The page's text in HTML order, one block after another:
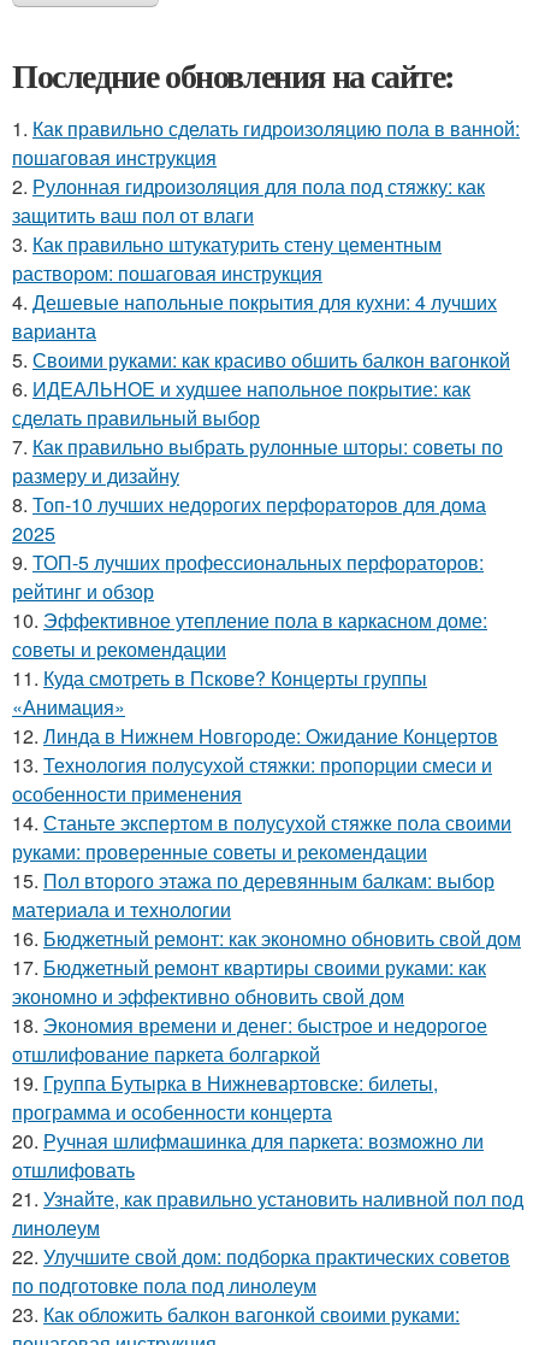
Последние обновления на сайте:
1. Как правильно сделать гидроизоляцию пола в ванной:
пошаговая инструкция
2. Рулонная гидроизоляция для пола под стяжку: как
защитить ваш пол от влаги
3. Как правильно штукатурить стену цементным
раствором: пошаговая инструкция
4. Дешевые напольные покрытия для кухни: 4 лучших
варианта
5. Своими руками: как красиво обшить балкон вагонкой
6. ИДЕАЛЬНОЕ и худшее напольное покрытие: как
сделать правильный выбор
7. Как правильно выбрать рулонные шторы: советы по
размеру и дизайну
8. Топ-10 лучших недорогих перфораторов для дома
2025
9. ТОП-5 лучших профессиональных перфораторов:
рейтинг и обзор
10. Эффективное утепление пола в каркасном доме:
советы и рекомендации
11. Куда смотреть в Пскове? Концерты группы
«Анимация»
12. Линда в Нижнем Новгороде: Ожидание Концертов
13. Технология полусухой стяжки: пропорции смеси и
особенности применения
14. Станьте экспертом в полусухой стяжке пола своими
руками: проверенные советы и рекомендации
15. Пол второго этажа по деревянным балкам: выбор
материала и технологии
16. Бюджетный ремонт: как экономно обновить свой дом
17. Бюджетный ремонт квартиры своими руками: как
экономно и эффективно обновить свой дом
18. Экономия времени и денег: быстрое и недорогое
отшлифование паркета болгаркой
19. Группа Бутырка в Нижневартовске: билеты,
программа и особенности концерта
20. Ручная шлифмашинка для паркета: возможно ли
отшлифовать
21. Узнайте, как правильно установить наливной пол под
линолеум
22. Улучшите свой дом: подборка практических советов
по подготовке пола под линолеум
23. Как обложить балкон вагонкой своими руками: